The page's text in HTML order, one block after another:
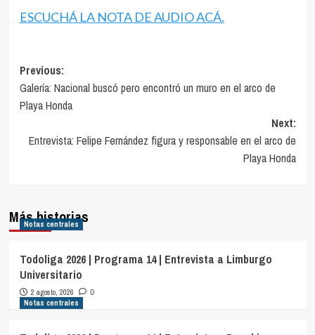
ESCUCHÁ LA NOTA DE AUDIO ACÁ.
Navegación
de
entradas
Previous:
Galería: Nacional buscó pero encontró un muro en el arco de
Playa Honda
Next:
Entrevista: Felipe Fernández figura y responsable en el arco de
Playa Honda
Más historias
Notas centrales
Todoliga 2026 | Programa 14 | Entrevista a Limburgo
Universitario
2 agosto, 2026 0
Notas centrales